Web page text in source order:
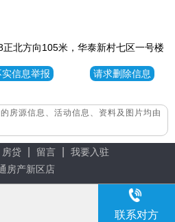
北方向105米，华泰新村七区一号楼
实信息举报 请求删除信息
房源信息、活动信息、资料及图片均由
房贷 留言
我要入驻
房产新区店
联系对方